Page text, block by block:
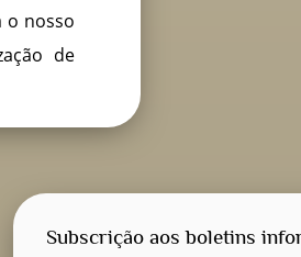
o nosso
de
Subscrição aos boletins